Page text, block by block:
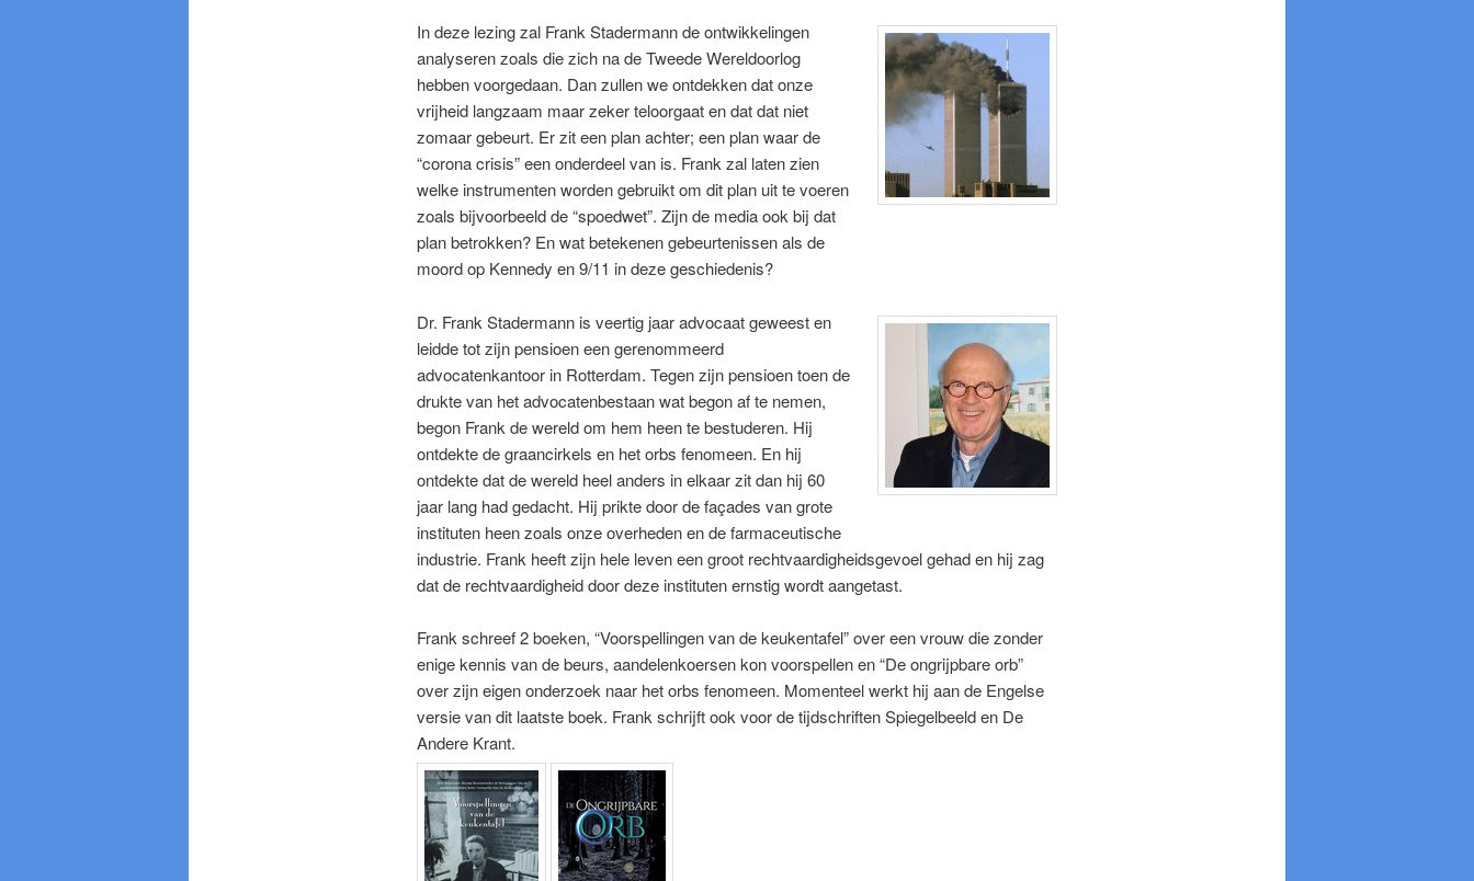
In deze lezing zal Frank Stadermann de ontwikkelingen
analyseren zoals die zich na de Tweede Wereldoorlog
hebben voorgedaan. Dan zullen we ontdekken dat onze
vrijheid langzaam maar zeker teloorgaat en dat dat niet
zomaar gebeurt. Er zit een plan achter; een plan waar de
“corona crisis” een onderdeel van is. Frank zal laten zien
welke instrumenten worden gebruikt om dit plan uit te voeren
zoals bijvoorbeeld de “spoedwet”. Zijn de media ook bij dat
plan betrokken? En wat betekenen gebeurtenissen als de
moord op Kennedy en 9/11 in deze geschiedenis?
Dr. Frank Stadermann is veertig jaar advocaat geweest en
leidde tot zijn pensioen een gerenommeerd
advocatenkantoor in Rotterdam. Tegen zijn pensioen toen de
drukte van het advocatenbestaan wat begon af te nemen,
begon Frank de wereld om hem heen te bestuderen. Hij
ontdekte de graancirkels en het orbs fenomeen. En hij
ontdekte dat de wereld heel anders in elkaar zit dan hij 60
jaar lang had gedacht. Hij prikte door de façades van grote
instituten heen zoals onze overheden en de farmaceutische
industrie. Frank heeft zijn hele leven een groot rechtvaardigheidsgevoel gehad en hij zag
dat de rechtvaardigheid door deze instituten ernstig wordt aangetast.
Frank schreef 2 boeken, “Voorspellingen van de keukentafel” over een vrouw die zonder
enige kennis van de beurs, aandelenkoersen kon voorspellen en “De ongrijpbare orb”
over zijn eigen onderzoek naar het orbs fenomeen. Momenteel werkt hij aan de Engelse
versie van dit laatste boek. Frank schrijft ook voor de tijdschriften Spiegelbeeld en De
Andere Krant.